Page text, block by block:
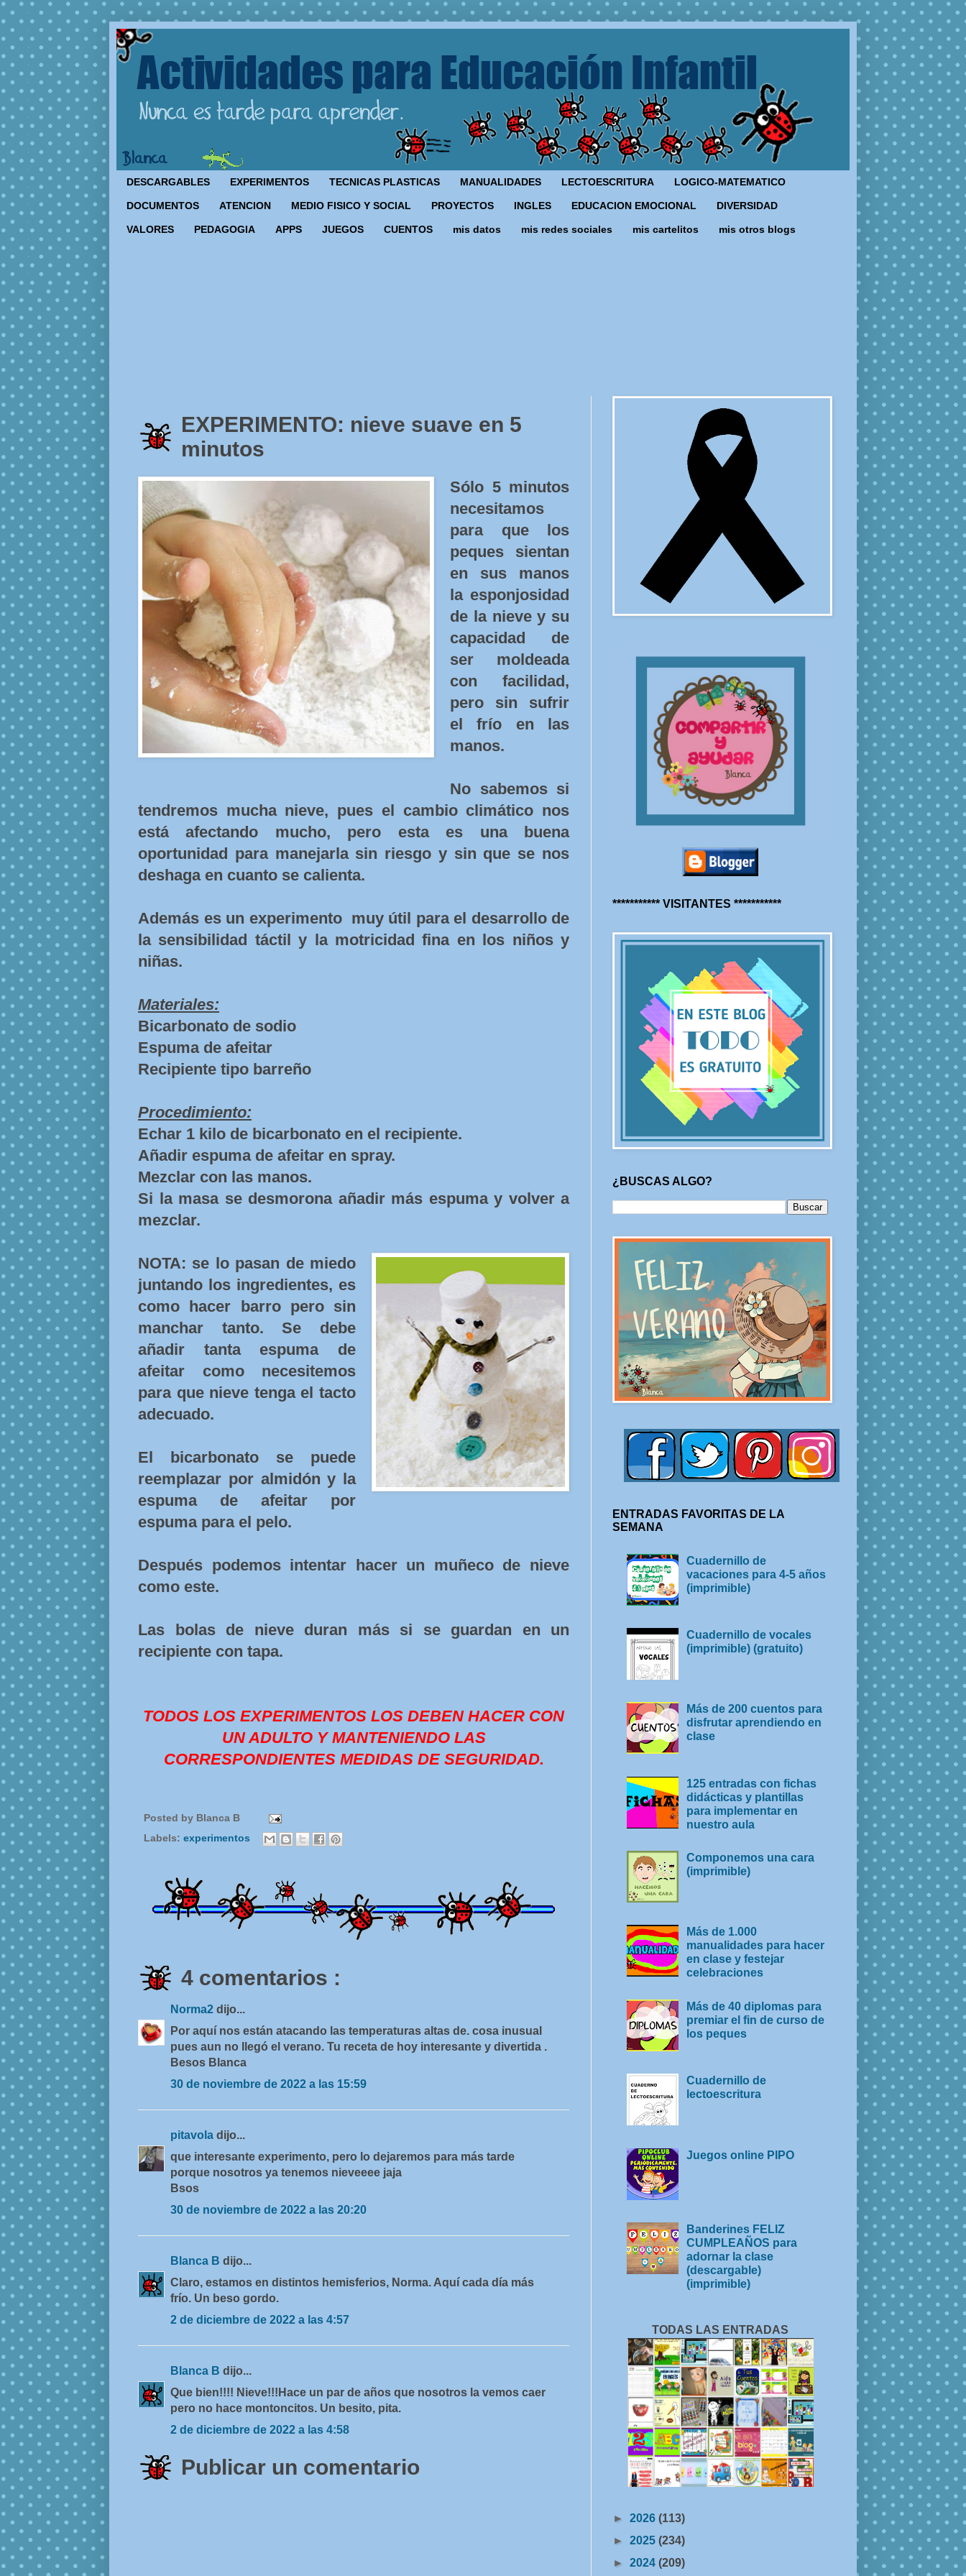
DESCARGABLES EXPERIMENTOS TECNICAS PLASTICAS MANUALIDADES LECTOESCRITURA LOGICO-MATEMATICO
DOCUMENTOS ATENCION MEDIO FISICO Y SOCIAL PROYECTOS INGLES EDUCACION EMOCIONAL DIVERSIDAD
VALORES PEDAGOGIA APPS JUEGOS CUENTOS mis datos mis redes sociales mis cartelitos mis otros blogs
EXPERIMENTO: nieve suave en 5
minutos
Sólo 5 minutos
necesitamos
para que los
peques sientan
en sus manos
la esponjosidad
de la nieve y su
capacidad de
ser moldeada
con facilidad,
pero sin sufrir
el frío en las
manos.
No sabemos si
tendremos mucha nieve, pues el cambio climático nos
está afectando mucho, pero esta es una buena
oportunidad para manejarla sin riesgo y sin que se nos
deshaga en cuanto se calienta.
Además es un experimento muy útil para el desarrollo de
la sensibilidad táctil y la motricidad fina en los niños y
niñas.
Materiales:
Bicarbonato de sodio
Espuma de afeitar
Recipiente tipo barreño
Procedimiento:
Echar 1 kilo de bicarbonato en el recipiente.
Añadir espuma de afeitar en spray.
Mezclar con las manos.
Si la masa se desmorona añadir más espuma y volver a
mezclar.
NOTA: se lo pasan de miedo
juntando los ingredientes, es
como hacer barro pero sin
manchar tanto. Se debe
añadir tanta espuma de
afeitar como necesitemos
para que nieve tenga el tacto
adecuado.
El bicarbonato se puede
reemplazar por almidón y la
espuma de afeitar por
espuma para el pelo.
Después podemos intentar hacer un muñeco de nieve
como este.
Las bolas de nieve duran más si se guardan en un
recipiente con tapa.
TODOS LOS EXPERIMENTOS LOS DEBEN HACER CON
UN ADULTO Y MANTENIENDO LAS
CORRESPONDIENTES MEDIDAS DE SEGURIDAD.
Posted by Blanca B
Labels: experimentos
4 comentarios :
Norma2 dijo...
Por aquí nos están atacando las temperaturas altas de. cosa inusual
pues aun no llegó el verano. Tu receta de hoy interesante y divertida .
Besos Blanca
30 de noviembre de 2022 a las 15:59
pitavola dijo...
que interesante experimento, pero lo dejaremos para más tarde
porque nosotros ya tenemos nieveeee jaja
Bsos
30 de noviembre de 2022 a las 20:20
Blanca B dijo...
Claro, estamos en distintos hemisferios, Norma. Aquí cada día más
frío. Un beso gordo.
2 de diciembre de 2022 a las 4:57
Blanca B dijo...
Que bien!!!! Nieve!!!Hace un par de años que nosotros la vemos caer
pero no hace montoncitos. Un besito, pita.
2 de diciembre de 2022 a las 4:58
Publicar un comentario
*********** VISITANTES ***********
¿BUSCAS ALGO?
ENTRADAS FAVORITAS DE LA
SEMANA
Cuadernillo de
vacaciones para 4-5 años
(imprimible)
Cuadernillo de vocales
(imprimible) (gratuito)
Más de 200 cuentos para
disfrutar aprendiendo en
clase
125 entradas con fichas
didácticas y plantillas
para implementar en
nuestro aula
Componemos una cara
(imprimible)
Más de 1.000
manualidades para hacer
en clase y festejar
celebraciones
Más de 40 diplomas para
premiar el fin de curso de
los peques
Cuadernillo de
lectoescritura
Juegos online PIPO
Banderines FELIZ
CUMPLEAÑOS para
adornar la clase
(descargable)
(imprimible)
TODAS LAS ENTRADAS
► 2026 (113)
► 2025 (234)
► 2024 (209)